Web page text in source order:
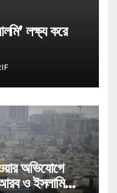
লক্ষ্য করে
অভিযোগে
ও ইসলামি